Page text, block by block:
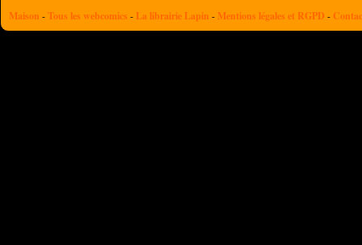
Maison -Tous les webcomics - La librairie Lapin - Mentions légales et RGPD -